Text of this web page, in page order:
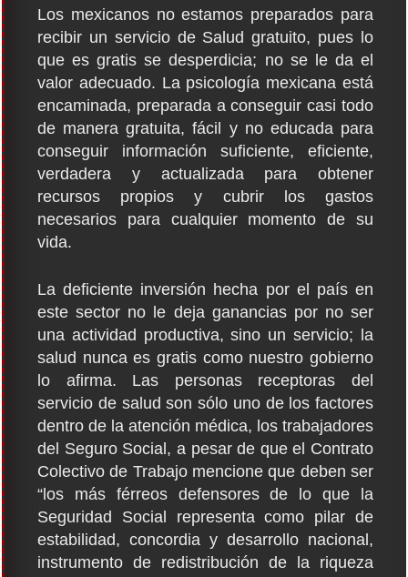
Los mexicanos no estamos preparados para
recibir un servicio de Salud gratuito, pues lo
que es gratis se desperdicia; no se le da el
valor adecuado. La psicología mexicana está
encaminada, preparada a conseguir casi todo
de manera gratuita, fácil y no educada para
conseguir información suficiente, eficiente,
verdadera y actualizada para obtener
recursos propios y cubrir los gastos
necesarios para cualquier momento de su
vida.
La deficiente inversión hecha por el país en
este sector no le deja ganancias por no ser
una actividad productiva, sino un servicio; la
salud nunca es gratis como nuestro gobierno
lo afirma. Las personas receptoras del
servicio de salud son sólo uno de los factores
dentro de la atención médica, los trabajadores
del Seguro Social, a pesar de que el Contrato
Colectivo de Trabajo mencione que deben ser
“los más férreos defensores de lo que la
Seguridad Social representa como pilar de
estabilidad, concordia y desarrollo nacional,
instrumento de redistribución de la riqueza